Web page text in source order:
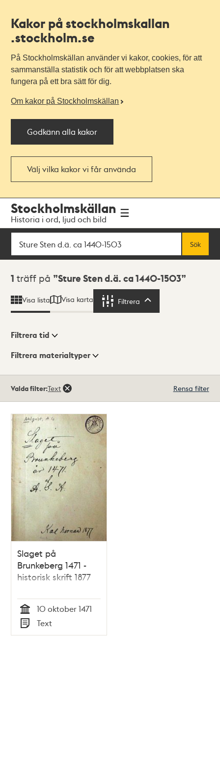
Kakor på stockholmskallan
.stockholm.se
På Stockholmskällan använder vi kakor, cookies, för att
sammanställa statistik och för att webbplatsen ska
fungera på ett bra sätt för dig.
Om kakor på Stockholmskällan
Godkänn alla kakor
Välj vilka kakor vi får använda
navigationen
huvudinnehållet
Stockholmskällan
Historia i ord, ljud och bild
Sök
Sök
Sökresultat
1 träff på Sture Sten d.ä. ca 1440-1503
Visa lista Visa karta Filtrera
Visningsläge
Filtrera tid
Filtrera materialtyper
träffar
Valda filter:Text Rensa filter
Slaget på
Brunkeberg 1471 -
historisk skrift 1877
Tid
10 oktober 1471
Typ
Text